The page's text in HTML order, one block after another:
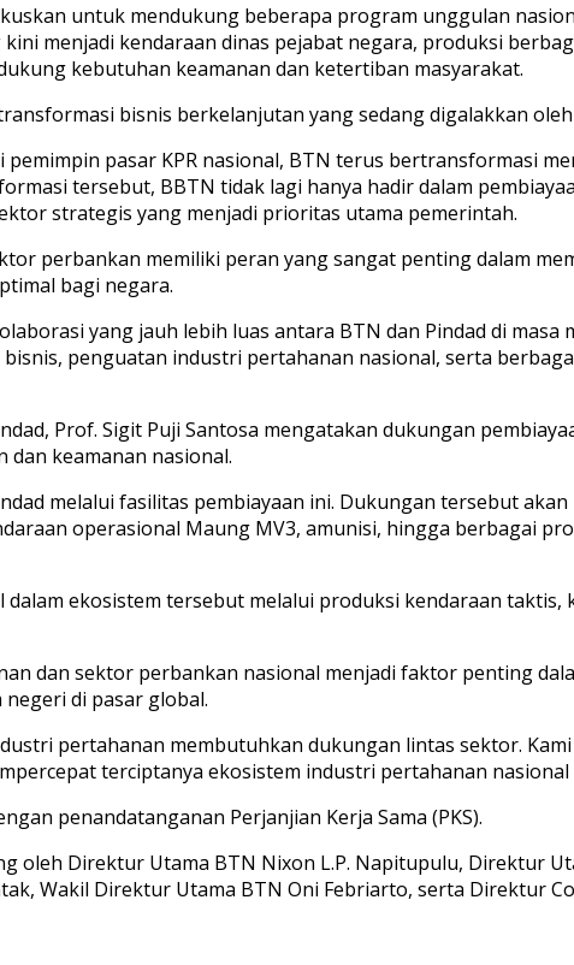
untuk mendukung beberapa program unggulan
menjadi kendaraan dinas pejabat negara, produksi
kebutuhan keamanan dan ketertiban masyarakat.
bisnis berkelanjutan yang sedang digalakkan
pemimpin pasar KPR nasional, BTN terus bertransformasi
tersebut, BBTN tidak lagi hanya hadir dalam
strategis yang menjadi prioritas utama pemerintah.
perbankan memiliki peran yang sangat penting dalam
bagi negara.
yang jauh lebih luas antara BTN dan Pindad di
penguatan industri pertahanan nasional, serta
Prof. Sigit Puji Santosa mengatakan dukungan
keamanan nasional.
melalui fasilitas pembiayaan ini. Dukungan tersebut
operasional Maung MV3, amunisi, hingga berbagai
ekosistem tersebut melalui produksi kendaraan
dan sektor perbankan nasional menjadi faktor penting
di pasar global.
pertahanan membutuhkan dukungan lintas sektor.
terciptanya ekosistem industri pertahanan
penandatanganan Perjanjian Kerja Sama (PKS).
oleh Direktur Utama BTN Nixon L.P. Napitupulu, Direktur
Wakil Direktur Utama BTN Oni Febriarto, serta Direktur